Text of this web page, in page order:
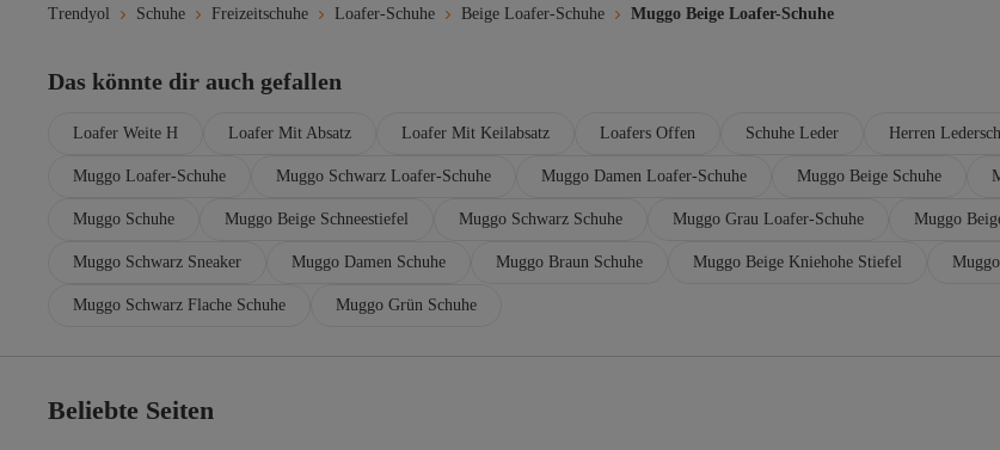
Trendyol Schuhe Freizeitschuhe Loafer-Schuhe Beige Loafer-Schuhe Muggo Beige Loafer-Schuhe
Das könnte dir auch gefallen
Loafer Weite H Loafer Mit Absatz Loafer Mit Keilabsatz Loafers Offen Schuhe Leder Herren
Muggo Loafer-Schuhe Muggo Schwarz Loafer-Schuhe Muggo Damen Loafer-Schuhe Muggo Beige Schuhe
Muggo Schuhe Muggo Beige Schneestiefel Muggo Schwarz Schuhe Muggo Grau Loafer-Schuhe Muggo
Muggo Schwarz Sneaker Muggo Damen Schuhe Muggo Braun Schuhe Muggo Beige Kniehohe Stiefel
Muggo Schwarz Flache Schuhe Muggo Grün Schuhe
Beliebte Seiten